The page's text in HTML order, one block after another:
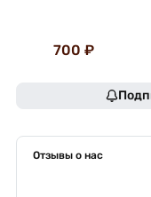
700 ₽
Отзывы о нас